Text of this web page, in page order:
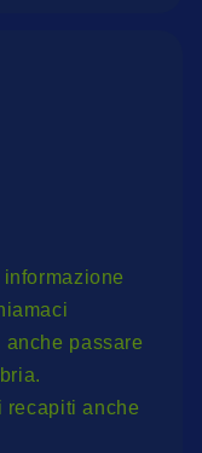
passare
recapiti anche